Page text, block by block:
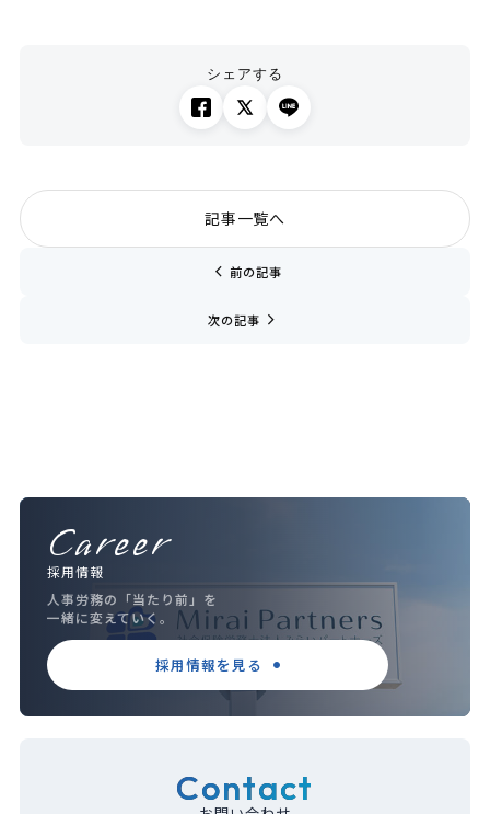
シェアする
chevron_left 前の記事
記事一覧へ
次の記事 navigate_next
Career
採用情報
人事労務の「当たり前」を
一緒に変えていく。
採用情報を見る
Contact